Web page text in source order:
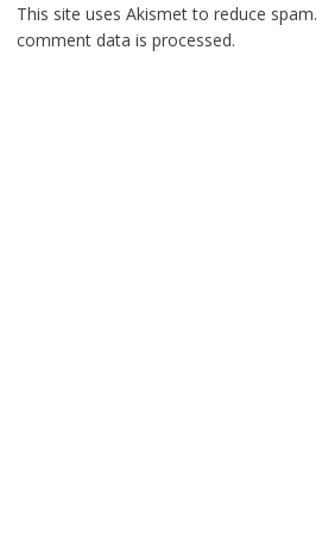
This site uses Akismet to reduce spam.
comment data is processed.